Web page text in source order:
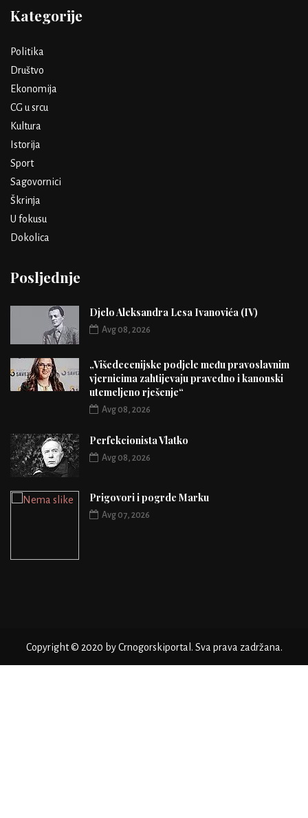
Kategorije
Politika
Društvo
Ekonomija
CG u srcu
Kultura
Istorija
Sport
Sagovornici
Škrinja
U fokusu
Dokolica
Posljednje
Djelo Aleksandra Lesa Ivanovića (IV)
Avg 08, 2026
„Višedecenijske podjele među pravoslavnim
vjernicima zahtijevaju pravedno i kanonski
utemeljeno rješenje“
Avg 08, 2026
Perfekcionista Vlatko
Avg 08, 2026
Prigovori i pogrde Marku
Avg 07, 2026
Copyright © 2020 by Crnogorskiportal. Sva prava zadržana.